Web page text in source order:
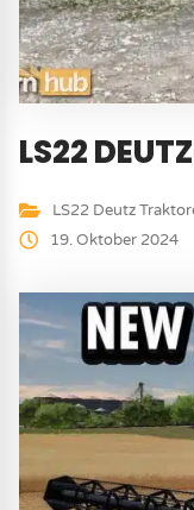
LS22
LS22 Deutz
19. Oktober 2024